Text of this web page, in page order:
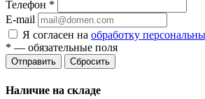
Телефон *
E-mail
Я согласен на обработку
* — обязательные поля
Отправить Сбросить
Наличие на складе